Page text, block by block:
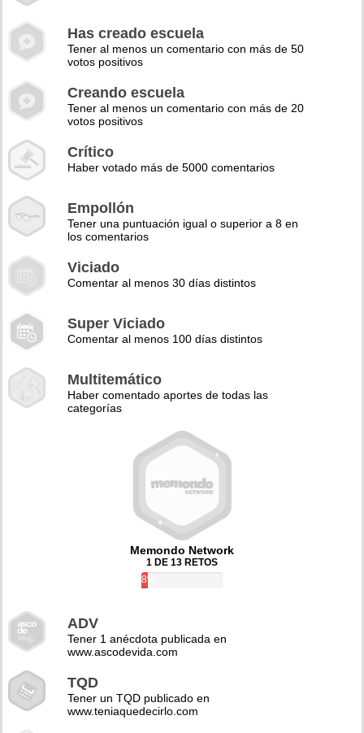
Has creado escuela
Tener al menos un comentario con más de 50
votos positivos
Creando escuela
Tener al menos un comentario con más de 20
votos positivos
Crítico
Haber votado más de 5000 comentarios
Empollón
Tener una puntuación igual o superior a 8 en
los comentarios
Viciado
Comentar al menos 30 días distintos
Super Viciado
Comentar al menos 100 días distintos
Multitemático
Haber comentado aportes de todas las
categorías
Memondo Network
1 DE 13 RETOS
8%
ADV
Tener 1 anécdota publicada en
www.ascodevida.com
TQD
Tener un TQD publicado en
www.teniaquedecirlo.com